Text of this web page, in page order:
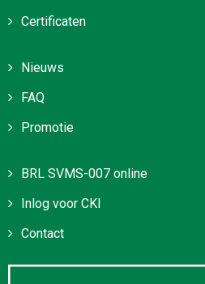
Certificaten
Nieuws
FAQ
Promotie
BRL SVMS-007 online
Inlog voor CKI
Contact